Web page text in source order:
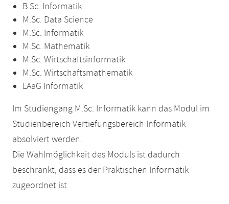
B.Sc. Informatik
M.Sc. Data Science
M.Sc. Informatik
M.Sc. Mathematik
M.Sc. Wirtschaftsinformatik
M.Sc. Wirtschaftsmathematik
LAaG Informatik
Im Studiengang M.Sc. Informatik kann das Modul im
Studienbereich Vertiefungsbereich Informatik
absolviert werden.
Die Wahlmöglichkeit des Moduls ist dadurch
beschränkt, dass es der Praktischen Informatik
zugeordnet ist.